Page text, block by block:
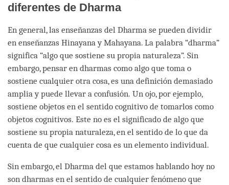
diferentes de Dharma
En general, las enseñanzas del Dharma se pueden dividir
en enseñanzas Hinayana y Mahayana. La palabra “dharma”
significa “algo que sostiene su propia naturaleza”. Sin
embargo, pensar en dharmas como algo que toma o
sostiene cualquier otra cosa, es una definición demasiado
amplia y puede llevar a confusión. Un ojo, por ejemplo,
sostiene objetos en el sentido cognitivo de tomarlos como
objetos cognitivos. Este no es el significado de algo que
sostiene su propia naturaleza, en el sentido de lo que da
cuenta de que cualquier cosa es un elemento individual.
Sin embargo, el Dharma del que estamos hablando hoy no
son dharmas en el sentido de cualquier fenómeno que